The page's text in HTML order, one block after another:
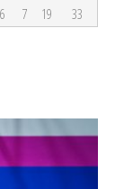
7 19 33